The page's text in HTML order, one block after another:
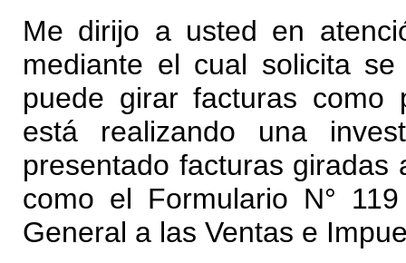
Me dirijo a usted en
mediante el cual solicita
puede girar facturas
está realizando una
presentado facturas
como el Formulario N°
General a las Ventas e